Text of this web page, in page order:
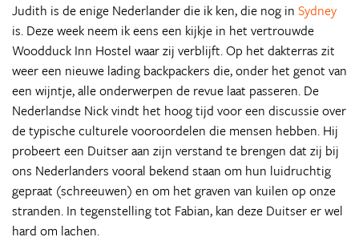
Judith is de enige Nederlander die ik ken, die nog in Sydney
is. Deze week neem ik eens een kijkje in het vertrouwde
Woodduck Inn Hostel waar zij verblijft. Op het dakterras zit
weer een nieuwe lading backpackers die, onder het genot van
een wijntje, alle onderwerpen de revue laat passeren. De
Nederlandse Nick vindt het hoog tijd voor een discussie over
de typische culturele vooroordelen die mensen hebben. Hij
probeert een Duitser aan zijn verstand te brengen dat zij bij
ons Nederlanders vooral bekend staan om hun luidruchtig
gepraat (schreeuwen) en om het graven van kuilen op onze
stranden. In tegenstelling tot Fabian, kan deze Duitser er wel
hard om lachen.